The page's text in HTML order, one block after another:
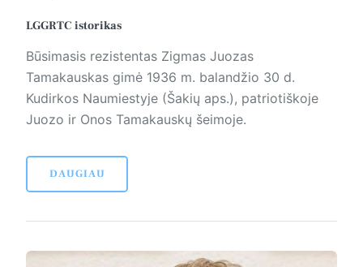
LGGRTC istorikas
Būsimasis rezistentas Zigmas Juozas
Tamakauskas gimė 1936 m. balandžio 30 d.
Kudirkos Naumiestyje (Šakių aps.), patriotiškoje
Juozo ir Onos Tamakauskų šeimoje.
DAUGIAU